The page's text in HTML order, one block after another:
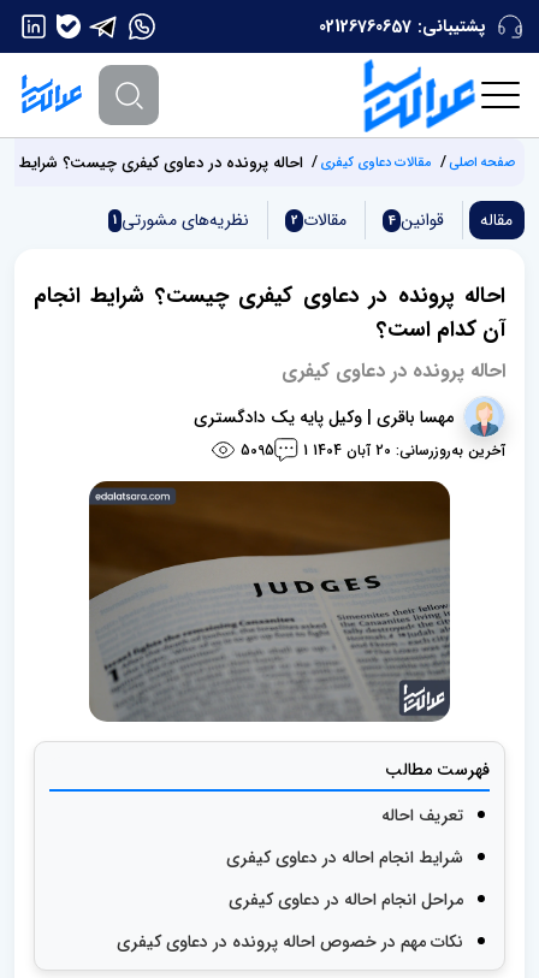
پشتیبانی: 02126760657
صفحه اصلی مقالات دعاوی کیفری احاله پرونده در دعاوی کیفری چیست؟ شرایط
مقاله قوانین 4 مقالات 2 نظریه‌های مشورتی 1
احاله پرونده در دعاوی کیفری چیست؟ شرایط انجام
آن کدام است؟
احاله پرونده در دعاوی کیفری
مهسا باقری | وکیل پایه یک دادگستری
آخرین به‌روزرسانی: 20 آبان 1404 1
5095
فهرست مطالب
تعریف احاله
شرایط انجام احاله در دعاوی کیفری
مراحل انجام احاله در دعاوی کیفری
نکات مهم در خصوص احاله پرونده در دعاوی کیفری